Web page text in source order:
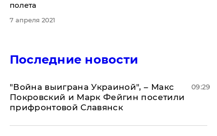
полета
7 апреля 2021
Последние новости
"Война выиграна Украиной", – Макс
Покровский и Марк Фейгин посетили
прифронтовой Славянск
09:29